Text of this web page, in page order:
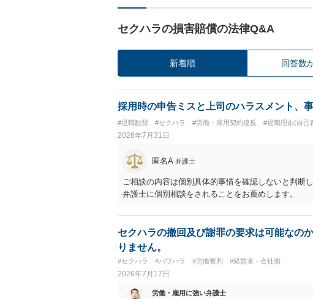
セクハラの損害賠償の法律Q&A
新着順 回答数
採用時の申告ミスと上司のハラスメント、
#退職勧奨 #セクハラ #労働・雇用契約違反 #退職理由(自己
2026年7月31日
匿名A 弁護士
ご相談の内容は個別具体的事情を確認しないと判断
弁護士に個別相談をされることをお薦めします。
セクハラの撤回及び謝罪の要求は可能なの
りません。
#セクハラ #パワハラ #労働審判 #経営者・会社側
2026年7月17日
労働・雇用に強い弁護士